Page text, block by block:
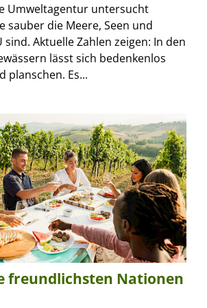
Umweltagentur untersucht
sauber die Meere, Seen und
sind. Aktuelle Zahlen zeigen: In den
lässt sich bedenkenlos
planschen. Es...
freundlichsten Nationen